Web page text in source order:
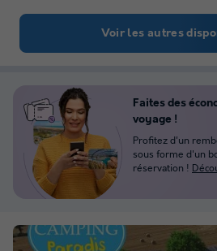
Voir les autres
Faites des
voyage !
Profitez d'un
sous forme d'un
réservation !